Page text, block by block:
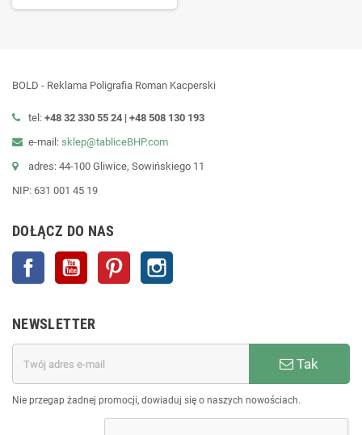
BOLD - Reklama Poligrafia Roman Kacperski
tel: +48 32 330 55 24 | +48 508 130 193
e-mail: sklep@tabliceBHP.com
adres: 44-100 Gliwice, Sowińskiego 11
NIP: 631 001 45 19
DOŁĄCZ DO NAS
Facebook YouTube Pinterest
NEWSLETTER
Tak
Nie przegap żadnej promocji, dowiaduj się o naszych nowościach.